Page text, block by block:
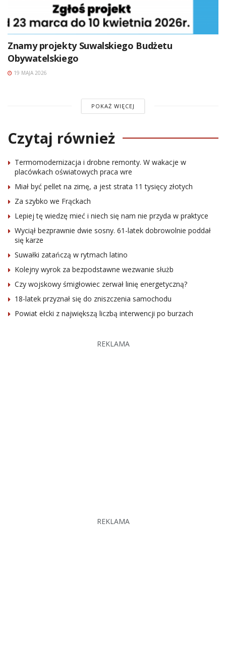
Znamy projekty Suwalskiego Budżetu
Obywatelskiego
19 MAJA 2026
POKAŻ WIĘCEJ
Czytaj również
Termomodernizacja i drobne remonty. W wakacje w
placówkach oświatowych praca wre
Miał być pellet na zimę, a jest strata 11 tysięcy złotych
Za szybko we Frąckach
Lepiej tę wiedzę mieć i niech się nam nie przyda w praktyce
Wyciął bezprawnie dwie sosny. 61-latek dobrowolnie poddał
się karze
Suwałki zatańczą w rytmach latino
Kolejny wyrok za bezpodstawne wezwanie służb
Czy wojskowy śmigłowiec zerwał linię energetyczną?
18-latek przyznał się do zniszczenia samochodu
Powiat ełcki z największą liczbą interwencji po burzach
REKLAMA
REKLAMA